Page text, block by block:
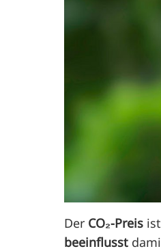
Der CO₂-Preis
beeinflusst